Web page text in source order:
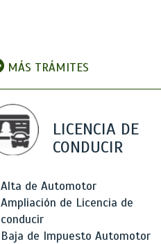
MÁS TRÁMITES
LICENCIA DE
CONDUCIR
Alta de Automotor
Ampliación de Licencia de
conducir
Baja de Impuesto Automotor